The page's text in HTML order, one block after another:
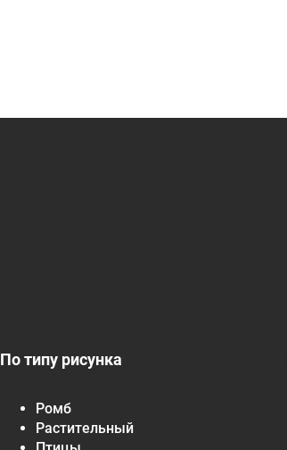
По типу рисунка
Ромб
Растительный